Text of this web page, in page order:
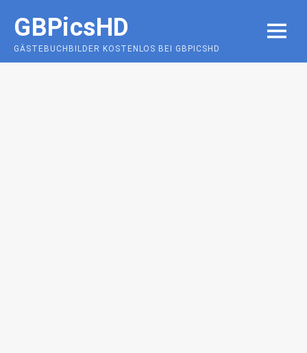
content
GBPicsHD
GÄSTEBUCHBILDER KOSTENLOS BEI GBPICSHD
MENU